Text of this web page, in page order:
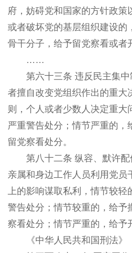
府，妨碍党和国家的方针政策
或者破坏党的基层组织建设的
骨干分子，给予留党察看或者
……
第六十三条 违反民主集中
者擅自改变党组织作出的重大
则，个人或者少数人决定重大
严重警告处分；情节严重的，
留党察看处分。
第八十二条 纵容、默许配
亲属和身边工作人员利用党员
上的影响谋取私利，情节较
警告处分；情节较重的，给予
察看处分；情节严重的，给予
《中华人民共和国刑法》